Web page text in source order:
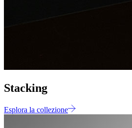
Stacking
Esplora la collezione